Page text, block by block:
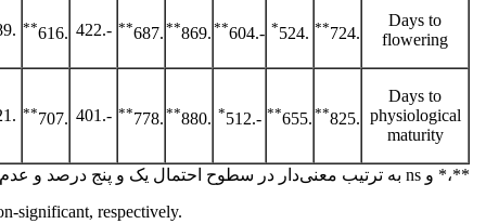
Days to
flowering
.724
**
.524
*
-.604
**
.869
**
.687
**
-.422
.616
**
.389
Days to
physiological
maturity
.825
**
.655
**
-.512
*
.880
**
.778
**
-.401
.707
**
.421
**،* و ns به ترتیب معنی‌دار در سطوح احتمال یک و پنج درصد و عدم معنی‌داری.
significant, respectively.